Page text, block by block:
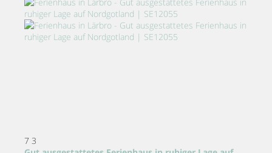
7 3